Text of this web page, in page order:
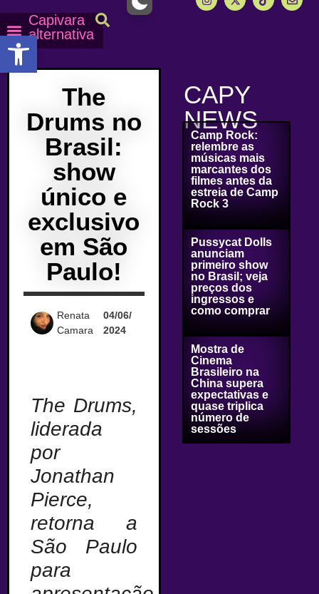
Capivara
alternativa
The
Drums no
Brasil:
show
único e
exclusivo
em São
Paulo!
Renata
Camara
04/06/
2024
The Drums,
liderada
por
Jonathan
Pierce,
retorna a
São Paulo
para
CAPY
NEWS
Camp Rock:
relembre as
músicas mais
marcantes dos
filmes antes da
estreia de Camp
Rock 3
Pussycat Dolls
anunciam
primeiro show
no Brasil; veja
preços dos
ingressos e
como comprar
Mostra de
Cinema
Brasileiro na
China supera
expectativas e
quase triplica
número de
sessões
Abrir a barra de ferramentas